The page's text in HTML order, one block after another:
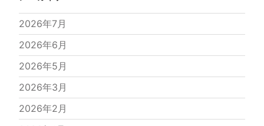
2026年7月
2026年6月
2026年5月
2026年3月
2026年2月